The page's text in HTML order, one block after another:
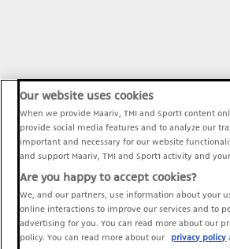
Our website uses cookies
When we provide Maariv, TMI and Sport1 content
provide social media features and to analyze our
important and necessary for our website
and support Maariv, TMI and Sport1 activity and
Are you happy to accept cookies?
We, and our partners, use information about your
online interactions to improve our services and to
advertising for you. You can read more about our
policy. You can read more about our
privacy policy